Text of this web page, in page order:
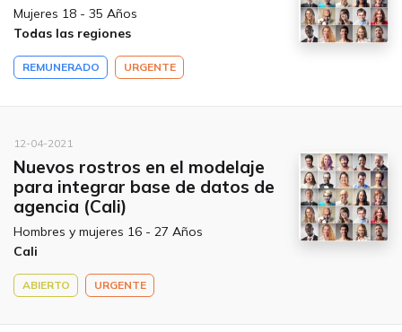
Mujeres 18 - 35 Años
Todas las regiones
REMUNERADO URGENTE
12-04-2021
Nuevos rostros en el modelaje
para integrar base de datos de
agencia (Cali)
Hombres y mujeres 16 - 27 Años
Cali
ABIERTO URGENTE